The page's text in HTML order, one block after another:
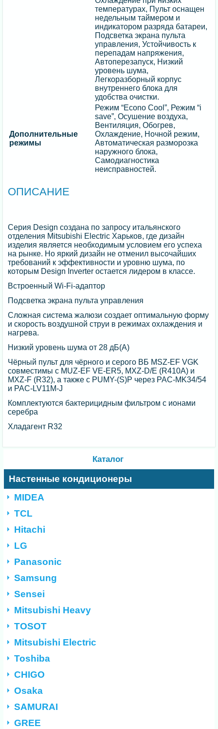
температурах, Пульт оснащен
недельным таймером и
индикатором разряда батареи,
Подсветка экрана пульта
управления, Устойчивость к
перепадам напряжения,
Автоперезапуск, Низкий
уровень шума,
Легкоразборный корпус
внутреннего блока для
удобства очистки.
Дополнительные
режимы
Режим “Econo Cool”, Режим “i
save”, Осушение воздуха,
Вентиляция, Обогрев,
Охлаждение, Ночной режим,
Автоматическая разморозка
наружного блока,
Самодиагностика
неисправностей.
ОПИСАНИЕ
Серия Design создана по запросу итальянского
отделения Mitsubishi Electric Харьков, где дизайн
изделия является необходимым условием его успеха
на рынке. Но яркий дизайн не отменил высочайших
требований к эффективности и уровню шума, по
которым Design Inverter остается лидером в классе.
Встроенный Wi-Fi-адаптор
Подсветка экрана пульта управления
Сложная система жалюзи создает оптимальную форму
и скорость воздушной струи в режимах охлаждения и
нагрева.
Низкий уровень шума от 28 дБ(А)
Чёрный пульт для чёрного и серого ВБ MSZ-EF VGK
совместимы с MUZ-EF VE-ER5, MXZ-D/E (R410A) и
MXZ-F (R32), а также с PUMY-(S)P через PAC-MK34/54
и PAC-LV11M-J
Комплектуются бактерицидным фильтром с ионами
серебра
Хладагент R32
Каталог
Настенные кондиционеры
MIDEA
TCL
Hitachi
LG
Panasonic
Samsung
Sensei
Mitsubishi Heavy
TOSOT
Mitsubishi Electric
Toshiba
CHIGO
Osaka
SAMURAI
GREE